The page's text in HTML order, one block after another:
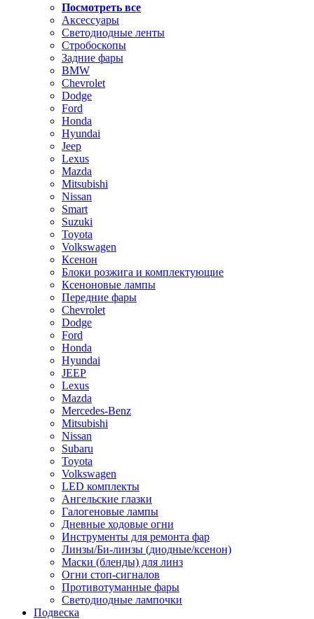
Посмотреть все
Аксессуары
Светодиодные ленты
Стробоскопы
Задние фары
BMW
Chevrolet
Dodge
Ford
Honda
Hyundai
Jeep
Lexus
Mazda
Mitsubishi
Nissan
Smart
Suzuki
Toyota
Volkswagen
Ксенон
Блоки розжига и комплектующие
Ксеноновые лампы
Передние фары
Chevrolet
Dodge
Ford
Honda
Hyundai
JEEP
Lexus
Mazda
Mercedes-Benz
Mitsubishi
Nissan
Subaru
Toyota
Volkswagen
LED комплекты
Ангельские глазки
Галогеновые лампы
Дневные ходовые огни
Инструменты для ремонта фар
Линзы/Би-линзы (диодные/ксенон)
Маски (бленды) для линз
Огни стоп-сигналов
Противотуманные фары
Светодиодные лампочки
Подвеска